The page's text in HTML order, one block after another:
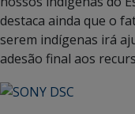
destaca ainda que o
serem indígenas irá
adesão final aos